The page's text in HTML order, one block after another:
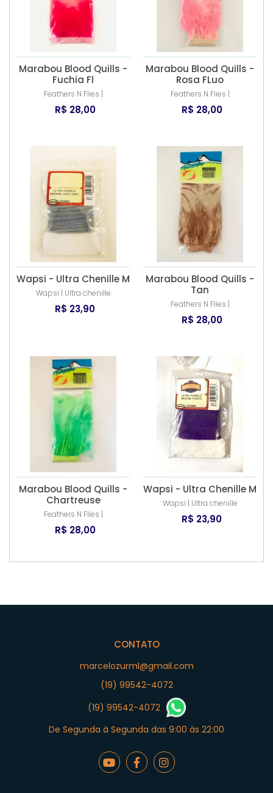
Marabou Blood Quills -
Fuchia Fl
Feathers N Flies |
R$ 28,00
Marabou Blood Quills -
Rosa FLuo
Feathers N Flies |
R$ 28,00
Wapsi - Ultra Chenille M
Wapsi | Ultra chenille
R$ 23,90
Marabou Blood Quills -
Tan
Feathers N Flies |
R$ 28,00
Marabou Blood Quills -
Chartreuse
Feathers N Flies |
R$ 28,00
Wapsi - Ultra Chenille M
Wapsi | Ultra chenille
R$ 23,90
CONTATO
marcelozurml@gmail.com
(19) 99542-4072
(19) 99542-4072
De Segunda à Segunda das 9:00 às 22:00